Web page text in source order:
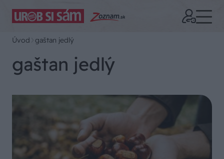
Úvod gaštan jedlý
gaštan jedlý